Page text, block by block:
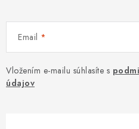
Email
Vložením e-mailu súhlasíte s
údajov